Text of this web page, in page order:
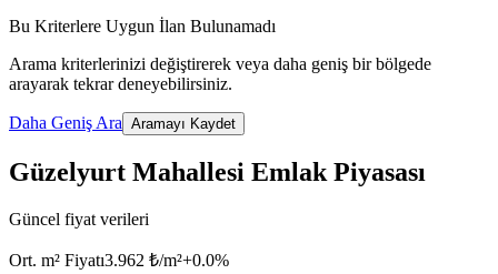
Bu Kriterlere Uygun İlan Bulunamadı
Arama kriterlerinizi değiştirerek veya daha geniş bir bölgede
arayarak tekrar deneyebilirsiniz.
Daha Geniş Ara Aramayı Kaydet
Güzelyurt Mahallesi Emlak Piyasası
Güncel fiyat verileri
Ort. m² Fiyatı3.962 ₺/m²+0.0%